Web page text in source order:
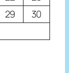
29
30